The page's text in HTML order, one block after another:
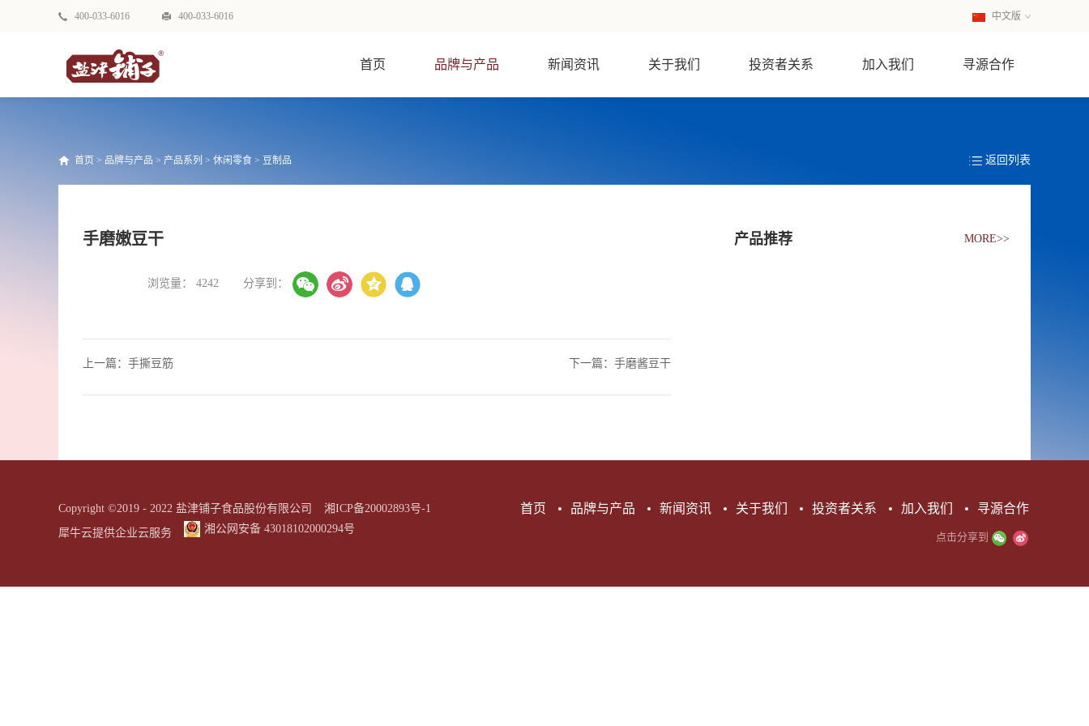
400-033-6016 400-033-6016 中文版
首页 品牌与产品 新闻资讯 关于我们 投资者关系 加入我们 寻源合作
首页 > 品牌与产品 > 产品系列 > 休闲零食 > 豆制品 返回列表
手磨嫩豆干
浏览量： 4242 分享到：
上一篇： 手撕豆筋 下一篇： 手磨酱豆干
产品推荐 MORE>>
Copyright ©2019 - 2022 盐津铺子食品股份有限公司
湘ICP备20002893号-1
犀牛云提供企业云服务
湘公网安备 43018102000294号
首页 品牌与产品 新闻资讯 关于我们 投资者关系 加入我们 寻源合作
点击分享到